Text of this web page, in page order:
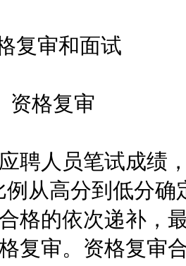
审和面试
格复审
人员笔试成绩，
例从高分到低分
格的依次递补，
复审。资格复审